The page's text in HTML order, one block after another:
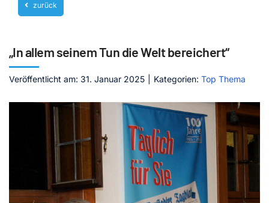
Unternehmen
Mediathek
zurück
„In allem seinem Tun die Welt bereichert“
Veröffentlicht am: 31. Januar 2025 Kategorien: Top Thema